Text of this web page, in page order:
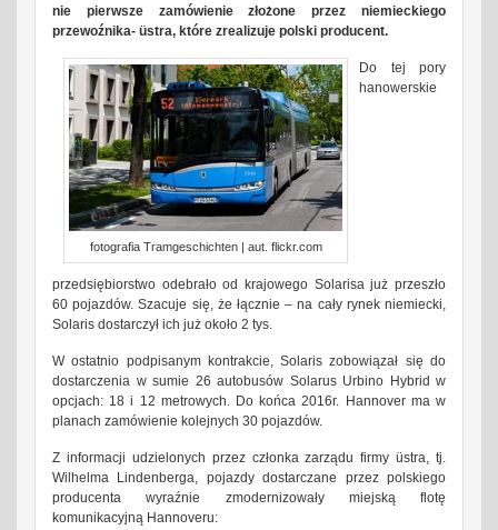
nie pierwsze zamówienie złożone przez niemieckiego
przewoźnika- üstra, które zrealizuje polski producent.
fotografia Tramgeschichten | aut. flickr.com
Do tej pory
hanowerskie
przedsiębiorstwo odebrało od krajowego Solarisa już przeszło
60 pojazdów. Szacuje się, że łącznie – na cały rynek niemiecki,
Solaris dostarczył ich już około 2 tys.
W ostatnio podpisanym kontrakcie, Solaris zobowiązał się do
dostarczenia w sumie 26 autobusów Solarus Urbino Hybrid w
opcjach: 18 i 12 metrowych. Do końca 2016r. Hannover ma w
planach zamówienie kolejnych 30 pojazdów.
Z informacji udzielonych przez członka zarządu firmy üstra, tj.
Wilhelma Lindenberga, pojazdy dostarczane przez polskiego
producenta wyraźnie zmodernizowały miejską flotę
komunikacyjną Hannoveru: